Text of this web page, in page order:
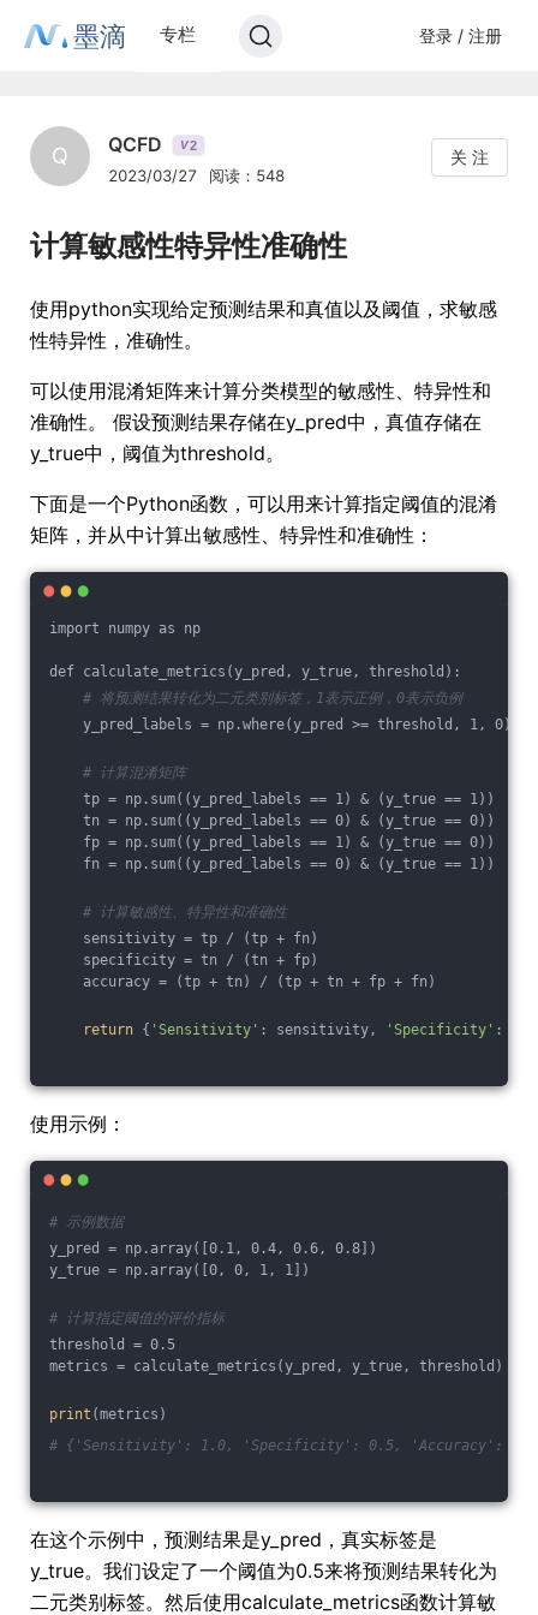
墨滴 专栏 登录 / 注册
Q QCFD V2
2023/03/27 阅读：548
关 注
计算敏感性特异性准确性
使用python实现给定预测结果和真值以及阈值，求敏感
性特异性，准确性。
可以使用混淆矩阵来计算分类模型的敏感性、特异性和
准确性。 假设预测结果存储在y_pred中，真值存储在
y_true中，阈值为threshold。
下面是一个Python函数，可以用来计算指定阈值的混淆
矩阵，并从中计算出敏感性、特异性和准确性：
import numpy as np
def calculate_metrics(y_pred, y_true, threshold):
# 将预测结果转化为二元类别标签，1表示正例，0表示负例
y_pred_labels = np.where(y_pred >= threshold, 1, 0)
# 计算混淆矩阵
tp = np.sum((y_pred_labels == 1) & (y_true == 1))
tn = np.sum((y_pred_labels == 0) & (y_true == 0))
fp = np.sum((y_pred_labels == 1) & (y_true == 0))
fn = np.sum((y_pred_labels == 0) & (y_true == 1))
# 计算敏感性、特异性和准确性
sensitivity = tp / (tp + fn)
specificity = tn / (tn + fp)
accuracy = (tp + tn) / (tp + tn + fp + fn)
return { 'Sensitivity' : sensitivity, 'Specificity' :
使用示例：
# 示例数据
y_pred = np.array([0.1, 0.4, 0.6, 0.8])
y_true = np.array([0, 0, 1, 1])
# 计算指定阈值的评价指标
threshold = 0.5
metrics = calculate_metrics(y_pred, y_true, threshold)
print (metrics)
# {'Sensitivity': 1.0, 'Specificity': 0.5, 'Accuracy':
在这个示例中，预测结果是y_pred，真实标签是
y_true。我们设定了一个阈值为0.5来将预测结果转化为
二元类别标签。然后使用calculate_metrics函数计算敏